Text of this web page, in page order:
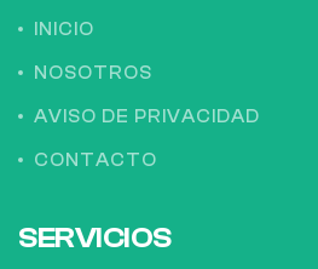
INICIO
NOSOTROS
AVISO DE PRIVACIDAD
CONTACTO
SERVICIOS